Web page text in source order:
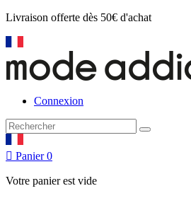
Livraison offerte dès 50€ d'achat
Connexion
 Panier 0
Votre panier est vide